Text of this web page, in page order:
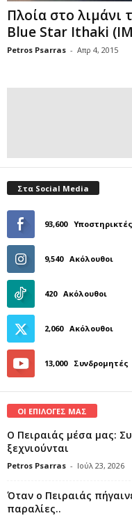
Πλοία στο λιμάνι
Blue Star Ithaki
Petros Psarras - Απρ 4, 2015
Στα Social Media
93,600 Υποστηρικτές
9,540 Ακόλουθοι
420 Ακόλουθοι
2,060 Ακόλουθοι
13,000 Συνδρομητές
ΟΙ ΕΠΙΛΟΓΕΣ ΜΑΣ
Ο Πειραιάς μέσα μας:
ξεχνιούνται
Petros Psarras - Ιούλ 23, 2026
Όταν ο Πειραιάς
παραλίες..